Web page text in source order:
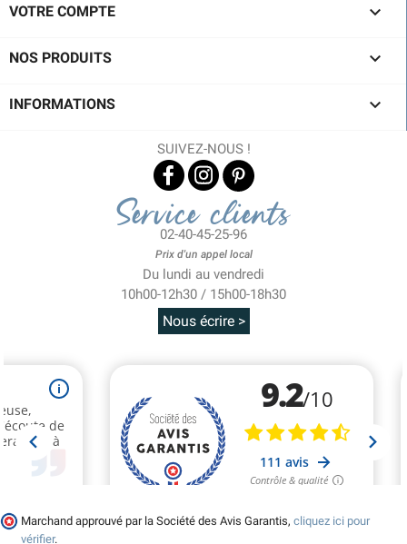
VOTRE COMPTE 
NOS PRODUITS 
INFORMATIONS 
SUIVEZ-NOUS !
Service clients
02-40-45-25-96
Prix d'un appel local
Du lundi au vendredi
10h00-12h30 / 15h00-18h30
Nous écrire >
Marchand approuvé par la Société des Avis Garantis, cliquez ici pour
vérifier.